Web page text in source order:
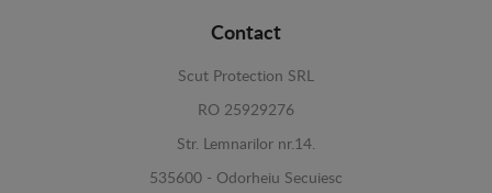
Contact
Scut Protection SRL
RO 25929276
Str. Lemnarilor nr.14.
535600 - Odorheiu Secuiesc